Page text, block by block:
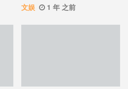
文娱 1 年 之前